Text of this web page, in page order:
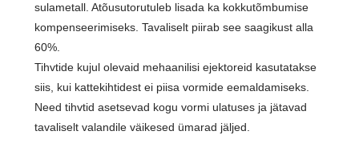
sulametall. Atõusutorutuleb lisada ka kokkutõmbumise
kompenseerimiseks. Tavaliselt piirab see saagikust alla
60%.
Tihvtide kujul olevaid mehaanilisi ejektoreid kasutatakse
siis, kui kattekihtidest ei piisa vormide eemaldamiseks.
Need tihvtid asetsevad kogu vormi ulatuses ja jätavad
tavaliselt valandile väikesed ümarad jäljed.